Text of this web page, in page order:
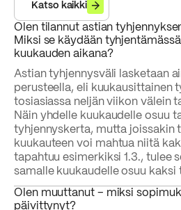
Katso kaikki
Olen tilannut astian
Miksi se käydään
kuukauden aikana?
Astian tyhjennysväli lasketaan
perusteella, eli kuukausittainen
tosiasiassa neljän viikon välein
Näin yhdelle kuukaudelle osuu
tyhjennyskerta, mutta joissakin
kuukauteen voi mahtua niitä
tapahtuu esimerkiksi 1.3., tulee
samalle kuukaudelle osuu kaksi
Olen muuttanut – miksi
päivittynyt?